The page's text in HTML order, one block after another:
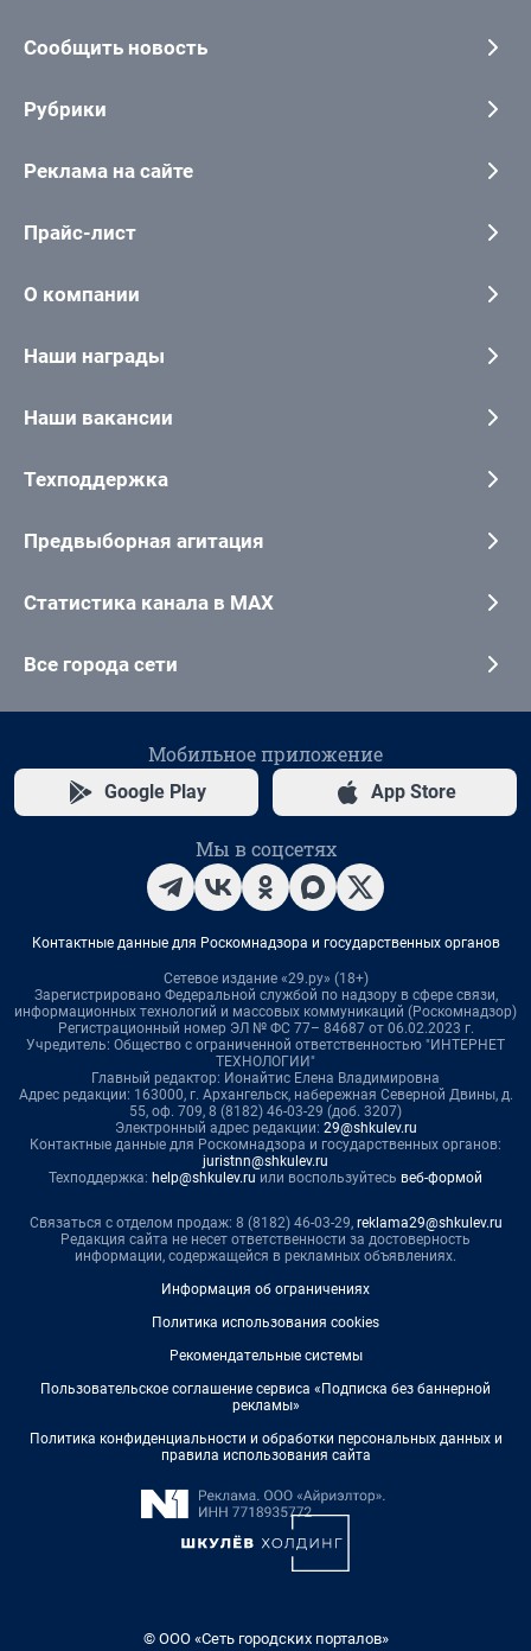
Сообщить новость
Рубрики
Реклама на сайте
Прайс-лист
О компании
Наши награды
Наши вакансии
Техподдержка
Предвыборная агитация
Статистика канала в MAX
Все города сети
Мобильное приложение
Google Play App Store
Мы в соцсетях
Контактные данные для Роскомнадзора и государственных органов
Сетевое издание «29.ру» (18+)
Зарегистрировано Федеральной службой по надзору в сфере связи,
информационных технологий и массовых коммуникаций (Роскомнадзор)
Регистрационный номер ЭЛ № ФС 77– 84687 от 06.02.2023 г.
Учредитель: Общество с ограниченной ответственностью "ИНТЕРНЕТ
ТЕХНОЛОГИИ"
Главный редактор: Ионайтис Елена Владимировна
Адрес редакции: 163000, г. Архангельск, набережная Северной Двины, д.
55, оф. 709, 8 (8182) 46-03-29 (доб. 3207)
Электронный адрес редакции: 29@shkulev.ru
Контактные данные для Роскомнадзора и государственных органов:
juristnn@shkulev.ru
Техподдержка: help@shkulev.ru или воспользуйтесь веб-формой
Связаться с отделом продаж: 8 (8182) 46-03-29, reklama29@shkulev.ru
Редакция сайта не несет ответственности за достоверность
информации, содержащейся в рекламных объявлениях.
Информация об ограничениях
Политика использования cookies
Рекомендательные системы
Пользовательское соглашение сервиса «Подписка без баннерной
рекламы»
Политика конфиденциальности и обработки персональных данных и
правила использования сайта
© ООО «Сеть городских порталов»